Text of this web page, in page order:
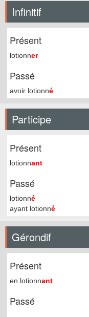
Infinitif
Présent
lotionner
Passé
avoir lotionné
Participe
Présent
lotionnant
Passé
lotionné
ayant lotionné
Gérondif
Présent
en lotionnant
Passé